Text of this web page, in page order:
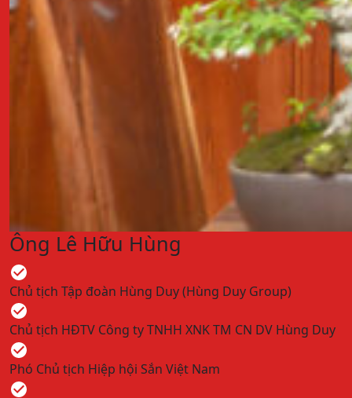
Ông Lê Hữu Hùng
Chủ tịch Tập đoàn Hùng Duy (Hùng Duy Group)
Chủ tịch HĐTV Công ty TNHH XNK TM CN DV Hùng Duy
Phó Chủ tịch Hiệp hội Sắn Việt Nam